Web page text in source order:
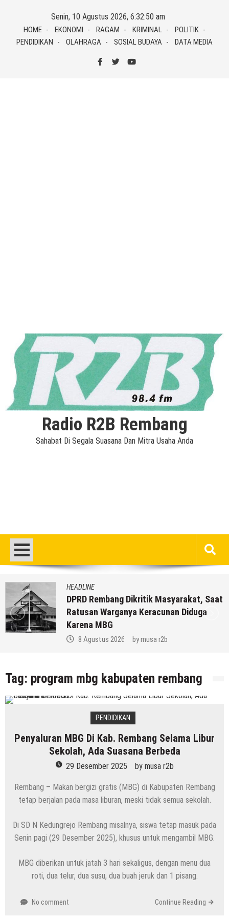
content
Senin, 10 Agustus 2026, 6:32:50 am
HOME EKONOMI RAGAM KRIMINAL
POLITIK
PENDIDIKAN
OLAHRAGA SOSIAL BUDAYA DATA MEDIA
Radio R2B Rembang
Sahabat Di Segala Suasana Dan Mitra Usaha Anda
HEADLINE
DPRD Rembang Dikritik Masyarakat, Saat
Ratusan Warganya Keracunan Diduga
Karena MBG
8 Agustus 2026 bymusa r2b
Tag: program mbg kabupaten rembang
PENDIDIKAN
Penyaluran MBG Di Kab. Rembang Selama Libur
Sekolah, Ada Suasana Berbeda
29 Desember 2025 by musa r2b
Rembang – Makan bergizi gratis (MBG) di Kabupaten Rembang
tetap berjalan pada masa liburan, meski tidak semua sekolah.
Di SD N Kedungrejo Rembang misalnya, siswa tetap masuk pada
Senin pagi (29 Desember 2025), khusus untuk mengambil MBG.
MBG diberikan untuk jatah 3 hari sekaligus, dengan menu dua
roti, dua telur, dua susu, dua buah jeruk dan 1 pisang.
No comment Continue Reading